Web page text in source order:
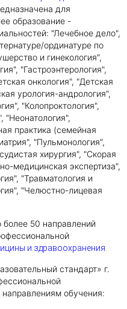
для
образование -
"Лечебное дело",
ординатуре по
и гинекология",
"Гастроэнтерология",
онкология", "Детская
урология-андрология",
"Колопроктология",
"Неонатология",
практика (семейная
"Пульмонология",
хирургия", "Скорая
медицинская экспертиза",
"Травматология и
"Челюстно-лицевая
50 направлений
и здравоохранения.
стандарт» г.
обучения:
персональных
персональных